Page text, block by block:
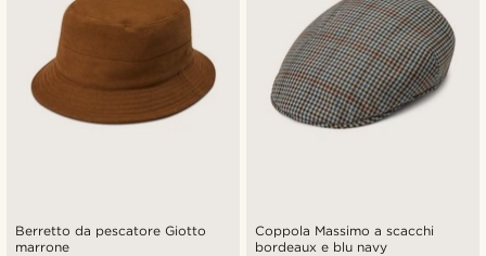
Berretto da pescatore Giotto
marrone
Coppola Massimo a scacchi
bordeaux e blu navy